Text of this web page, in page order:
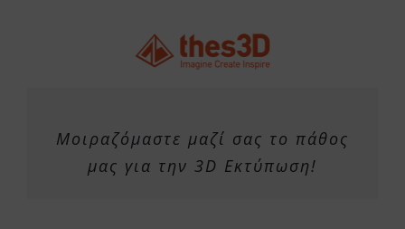
Μοιραζόμαστε μαζί σας το πάθος
μας για την 3D Εκτύπωση!